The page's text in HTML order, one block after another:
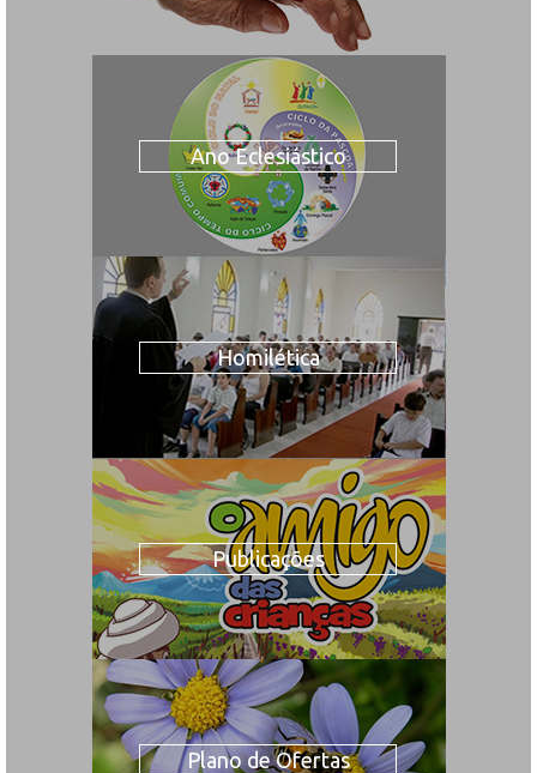
Ano Eclesiástico
Homilética
Publicações
Plano de Ofertas